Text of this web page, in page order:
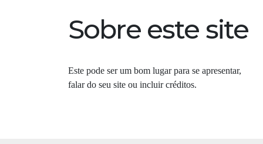
Sobre este site
Este pode ser um bom lugar para se apresentar,
falar do seu site ou incluir créditos.